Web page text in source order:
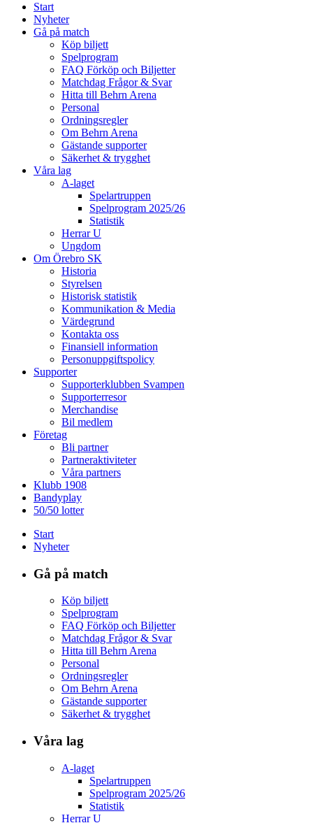
Start
Nyheter
Gå på match
Köp biljett
Spelprogram
FAQ Förköp och Biljetter
Matchdag Frågor & Svar
Hitta till Behrn Arena
Personal
Ordningsregler
Om Behrn Arena
Gästande supporter
Säkerhet & trygghet
Våra lag
A-laget
Spelartruppen
Spelprogram 2025/26
Statistik
Herrar U
Ungdom
Om Örebro SK
Historia
Styrelsen
Historisk statistik
Kommunikation & Media
Värdegrund
Kontakta oss
Finansiell information
Personuppgiftspolicy
Supporter
Supporterklubben Svampen
Supporterresor
Merchandise
Bil medlem
Företag
Bli partner
Partneraktiviteter
Våra partners
Klubb 1908
Bandyplay
50/50 lotter
Start
Nyheter
Gå på match
Köp biljett
Spelprogram
FAQ Förköp och Biljetter
Matchdag Frågor & Svar
Hitta till Behrn Arena
Personal
Ordningsregler
Om Behrn Arena
Gästande supporter
Säkerhet & trygghet
Våra lag
A-laget
Spelartruppen
Spelprogram 2025/26
Statistik
Herrar U